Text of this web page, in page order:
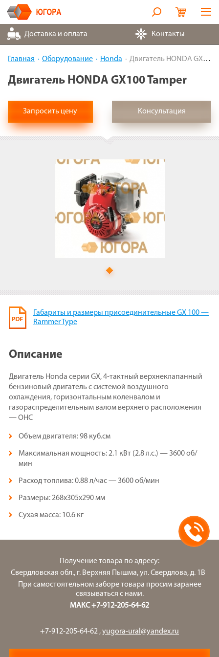
Оборудование
Партнеры
Доставка и оплата Контакты
Главная Оборудование Honda Двигатель HONDA GX100 Tamper
Двигатель HONDA GX100 Tamper
Запросить цену Консультация
Габариты и размеры присоединительные GX 100 —
Rammer Type
Описание
Двигатель Honda серии GX, 4-тактный верхнеклапанный
бензиновый двигатель с системой воздушного
охлаждения, горизонтальным коленвалом и
газораспределительным валом верхнего расположения
— OHС
Объем двигателя: 98 куб.см
Максимальная мощность: 2.1 кВт (2.8 л.с.) — 3600 об/
мин
Расход топлива: 0.88 л/час — 3600 об/мин
Размеры: 268x305x290 мм
Сухая масса: 10.6 кг
Получение товара по адресу:
Свердловская обл., г. Верхняя Пышма, ул. Свердлова, д. 1В
При самостоятельном заборе товара просим заранее
связываться с нами.
МАКС +7-912-205-64-62
+7-912-205-64-62 ,yugora-ural@yandex.ru